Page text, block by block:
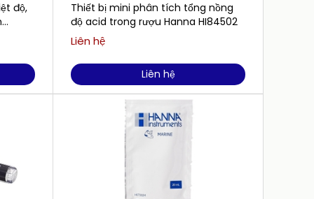
độ,
Thiết bị mini phân tích tổng nồng
độ acid trong rượu Hanna HI84502
Liên hệ
Liên hệ